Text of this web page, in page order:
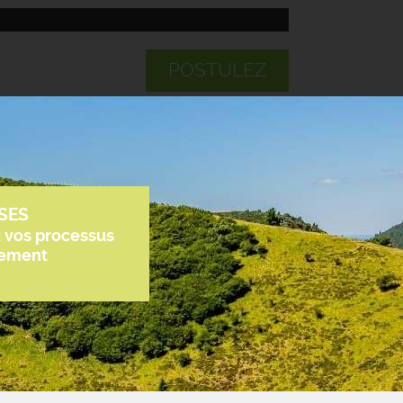
POSTULEZ
processus